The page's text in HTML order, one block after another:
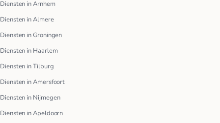
Diensten in Arnhem
Diensten in Almere
Diensten in Groningen
Diensten in Haarlem
Diensten in Tilburg
Diensten in Amersfoort
Diensten in Nijmegen
Diensten in Apeldoorn